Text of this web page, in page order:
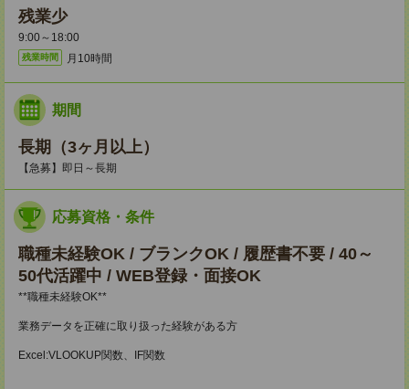
残業少
9:00～18:00
残業時間 月10時間
期間
長期（3ヶ月以上）
【急募】即日～長期
応募資格・条件
職種未経験OK / ブランクOK / 履歴書不要 / 40～
50代活躍中 / WEB登録・面接OK
**職種未経験OK**
業務データを正確に取り扱った経験がある方
Excel:VLOOKUP関数、IF関数